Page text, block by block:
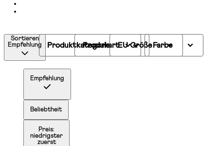
Sortieren
Empfehlung
Empfehlung
Beliebtheit
Preis:
niedrigster
zuerst
Produktkategorie
ProdukartEU Größe Farbe